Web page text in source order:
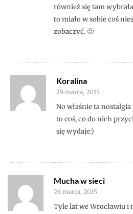
również się tam
to miało w sobie coś
zobaczyć. 🙂
Koralina
29 marca, 2015
No właśnie ta
to coś, co do nich
się wydaje:)
Mucha w sieci
28 marca, 2015
Tyle lat we Wrocławiu